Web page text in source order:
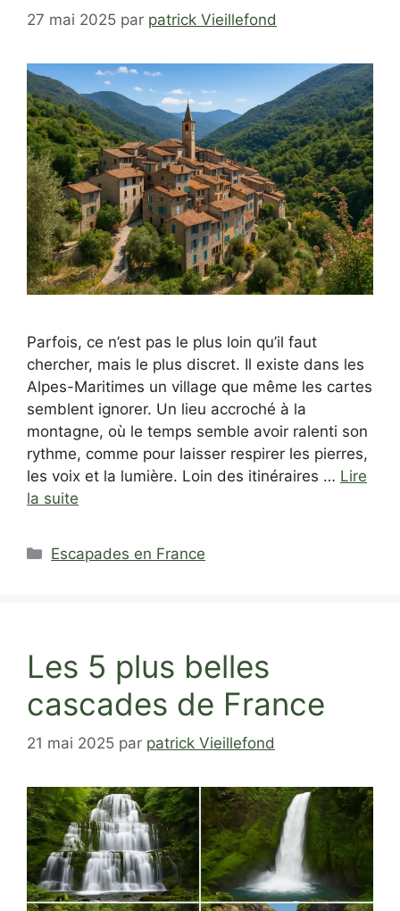
27 mai 2025 par patrick Vieillefond
Parfois, ce n’est pas le plus loin qu’il faut
chercher, mais le plus discret. Il existe dans les
Alpes-Maritimes un village que même les cartes
semblent ignorer. Un lieu accroché à la
montagne, où le temps semble avoir ralenti son
rythme, comme pour laisser respirer les pierres,
les voix et la lumière. Loin des itinéraires … Lire
la suite
Catégories
Escapades en France
Les 5 plus belles
cascades de France
21 mai 2025 par patrick Vieillefond